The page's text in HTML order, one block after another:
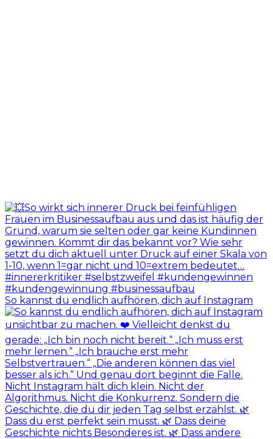
So kannst du endlich aufhören, dich auf Instagram